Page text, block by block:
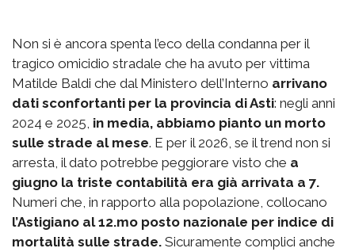
Non si è ancora spenta l’eco della condanna per il
tragico omicidio stradale che ha avuto per vittima
Matilde Baldi che dal Ministero dell’Interno arrivano
dati sconfortanti per la provincia di Asti: negli anni
2024 e 2025, in media, abbiamo pianto un morto
sulle strade al mese. E per il 2026, se il trend non si
arresta, il dato potrebbe peggiorare visto che a
giugno la triste contabilità era già arrivata a 7.
Numeri che, in rapporto alla popolazione, collocano
l’Astigiano al 12.mo posto nazionale per indice di
mortalità sulle strade. Sicuramente complici anche